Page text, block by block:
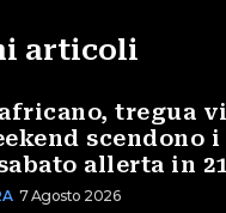
articoli
tregua
scendono
allerta in
7 Agosto 2026